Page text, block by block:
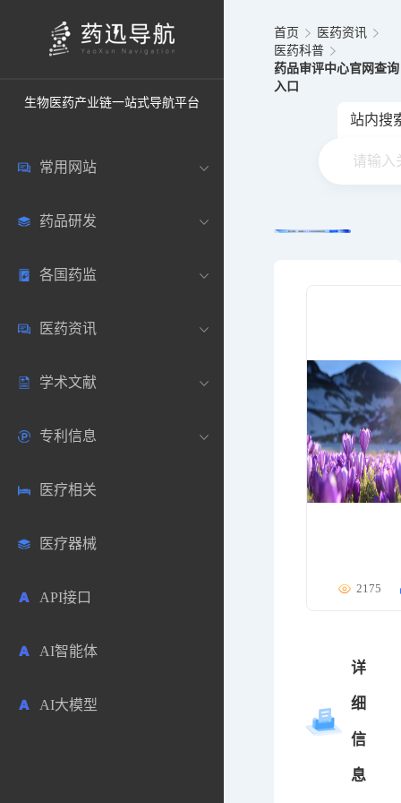
生物医药产业链一站式导航平台
常用网站
中国常用
药圈资讯
邮箱登录
药典网站
药品研发
药研数据库
药品说明书
药物临床
生物数据库
药品市场信息
合成化工
药物分析
毒性数据库
原辅料包材
各国药监
中国
美国
欧洲
日本
其他各国
医药资讯
医药新闻
医药论坛
药研咨询
医药科普
学术文献
学术搜索
SciHub文献
文献下载
文献管理
专利信息
各国专利局官方查询
医药专利
商业专利数据库
免费专利库
医疗相关
医疗器械
API接口
AI智能体
AI大模型
首页
医药资讯
医药科普
药品审评中心官网查询
入口
站内搜
2175
详
细
信
息